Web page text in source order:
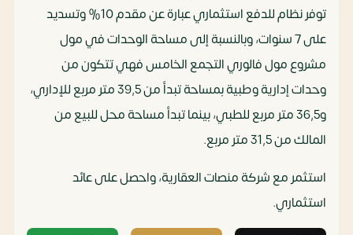
توفر نظام للدفع استثماري عبارة عن مقدم 10% وتسديد
على 7 سنوات، وبالنسبة إلى مساحة الوحدات في مول
مشروع مول فالوري التجمع الخامس فهي تتكون من
وحدات إدارية وطبية بمساحة تبدأ من 39,5 متر مربع للإداري،
و36,5 متر مربع للطبي، بينما تبدأ مساحة محل للبيع من
المالك من 31,5 متر مربع.
استثمر مع شركة منصات العقارية، واحصل على عائد
استثماري.